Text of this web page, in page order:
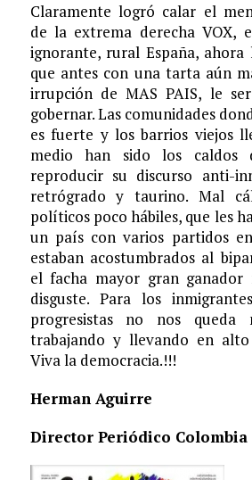
Claramente logró calar el
de la extrema derecha VOX,
ignorante, rural España,
que antes con una tarta aún
irrupción de MAS PAIS, le
gobernar. Las comunidades
es fuerte y los barrios viejos
medio han sido los caldos
reproducir su discurso anti-
retrógrado y taurino. Mal
políticos poco hábiles, que les
un país con varios partidos
estaban acostumbrados al
el facha mayor gran ganador
disguste. Para los
progresistas no nos queda
trabajando y llevando en alto
Viva la democracia.!!!
Herman Aguirre
Director Periódico Colombia